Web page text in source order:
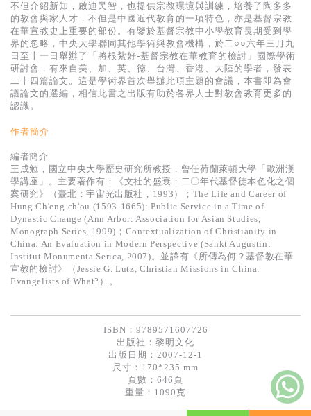
中文二手書
英文二手書
精選英文書
電子書
不但介紹新知，啟迪民智，也提供宗教環境與訓練，培養了陶多多
的教會與家人才，不但是中國近代教育的一項特色，亦是基督宗教
在華宣教史上重要的部份。有鑒於基督宗教中小學教育長期受到學
界的忽略，中央大學聯同其他學術與教會機構，於二○○六年三月九
日至十一日舉辦了「將根紮好-基督宗教在華教育的檢討」國際學術
研討會，有來自美、加、英、德、台灣、香港、大陸的學者，發表
二十四篇論文。這是學術界首次舉辦此項主題的會議，本書即為會
議論文的選編，相信此書之出版有助於各界人士對教會教育更多的
認識。
作者簡介
編者簡介
王成勉，國立中央大學歷史研究所教授，曾任荷蘭萊頓大學「歐洲漢
學講座」。主要著作有：《文社的盛衰：二〇年代基督徒本色化之個
案研究》（臺北：宇宙光出版社，1993）；The Life and Career of
Hung Ch'eng-ch'ou (1593-1665): Public Service in a Time of
Dynastic Change (Ann Arbor: Association for Asian Studies,
Monograph Series, 1999)；Contextualization of Christianity in
China: An Evaluation in Modern Perspective (Sankt Augustin:
Institut Monumenta Serica, 2007)。並譯有《所傳為何？基督教在華
宣教的檢討》（Jessie G. Lutz, Christian Missions in China:
Evangelists of What?）。
ISBN：9789571607726
出版社： 黎明文化
出版日期：2007-12-1
尺寸：170*235 mm
頁數：646頁
重量：1090克